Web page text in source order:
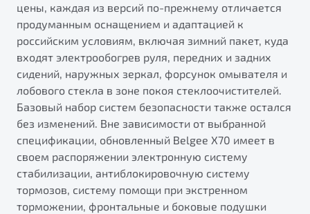
цены, каждая из версий по-прежнему отличается
продуманным оснащением и адаптацией к
российским условиям, включая зимний пакет, куда
входят электрообогрев руля, передних и задних
сидений, наружных зеркал, форсунок омывателя и
лобового стекла в зоне покоя стеклоочистителей.
Базовый набор систем безопасности также остался
без изменений. Вне зависимости от выбранной
спецификации, обновленный Belgee X70 имеет в
своем распоряжении электронную систему
стабилизации, антиблокировочную систему
тормозов, систему помощи при экстренном
торможении, фронтальные и боковые подушки